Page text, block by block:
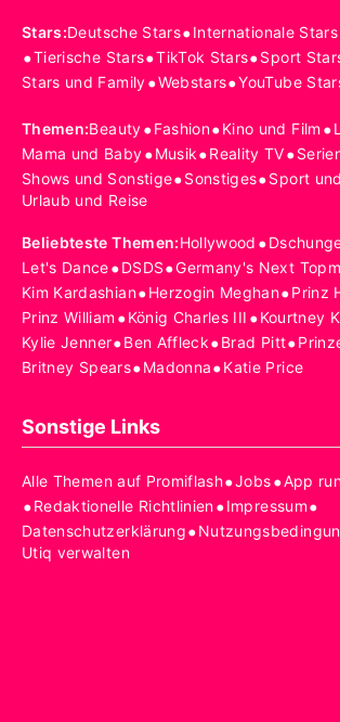
Stars:Deutsche Stars•Internationale Stars
•Tierische Stars•TikTok Stars•Sport
Stars und Family•Webstars•YouTube
Themen:Beauty•Fashion•Kino und Film •
Mama und Baby•Musik•Reality TV•
Shows und Sonstige•Sonstiges•Sport
Urlaub und Reise
Beliebteste Themen:Hollywood •
Let's Dance•DSDS•Germany's Next
Kim Kardashian•Herzogin Meghan•Prinz
Prinz William •König Charles III •Kourtney
Kylie Jenner•Ben Affleck•Brad Pitt•
Britney Spears•Madonna•Katie Price
Sonstige Links
Alle Themen auf Promiflash•Jobs•App
•Redaktionelle Richtlinien•Impressum•
Datenschutzerklärung•
Utiq verwalten